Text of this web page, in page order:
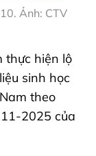
Ảnh: CTV
thực hiện lộ
sinh học
theo
2025 của